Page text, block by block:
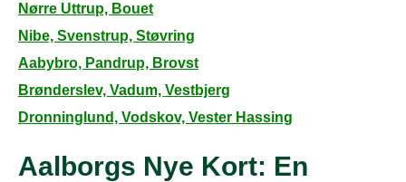
Nørre Uttrup, Bouet
Nibe, Svenstrup, Støvring
Aabybro, Pandrup, Brovst
Brønderslev, Vadum, Vestbjerg
Dronninglund, Vodskov, Vester Hassing
Aalborgs Nye Kort: En